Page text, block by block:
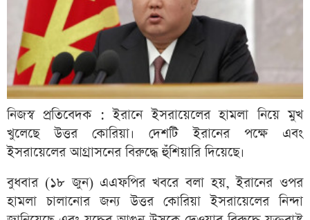
নিজস্ব প্রতিবেদক : ইরানে ইসরায়েলের হামলা নিয়ে মুখ
খুলেছে উত্তর কোরিয়া। দেশটি ইরানের পক্ষে এবং
ইসরায়েলের আগ্রাসনের বিরুদ্ধে হুঁশিয়ারি দিয়েছে।
বুধবার (১৮ জুন) এএফপির খবরে বলা হয়, ইরানের ওপর
হামলা চালানোর জন্য উত্তর কোরিয়া ইসরায়েলের নিন্দা